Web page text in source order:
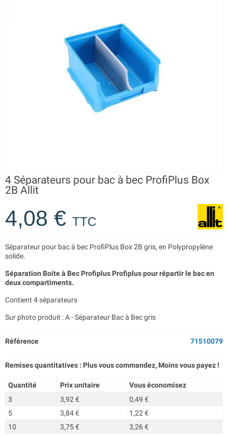
4 Séparateurs pour bac à bec ProfiPlus Box
2B Allit
4,08 € TTC
Séparateur pour bac à bec ProfiPlus Box 2B gris, en Polypropylène
solide.
Séparation Boite à Bec Profiplus Profiplus pour répartir le bac en
deux compartiments.
Contient 4 séparateurs
Sur photo produit : A - Séparateur Bac à Bec gris
Référence 71510079
Remises quantitatives : Plus vous commandez, Moins vous payez !
Quantité Prix unitaire
Vous économisez
3
3,92 €
0,49 €
5
3,84 €
1,22 €
10
3,75 €
3,26 €